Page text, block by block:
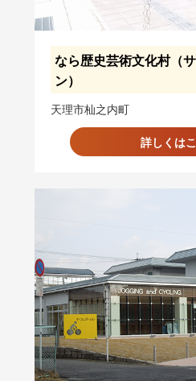
なら歴史芸術文化村（
ン）
天理市杣之内町
詳しくは